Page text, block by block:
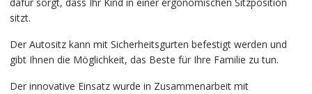
sitzt.
Der Autositz kann mit Sicherheitsgurten befestigt werden und
gibt Ihnen die Möglichkeit, das Beste für Ihre Familie zu tun.
Der innovative Einsatz wurde in Zusammenarbeit mit